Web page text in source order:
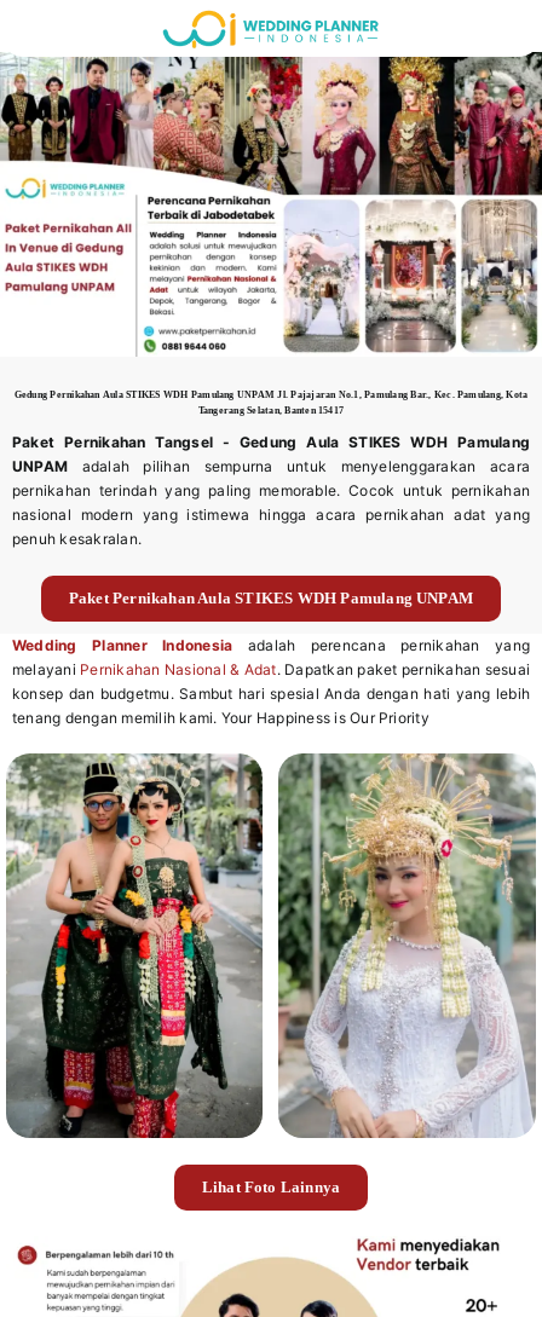
to
content
Gedung Pernikahan Aula STIKES WDH Pamulang UNPAM Jl. Pajajaran No.1, Pamulang Bar., Kec. Pamulang, Kota
Tangerang Selatan, Banten 15417
Paket Pernikahan Tangsel - GedungAula STIKES WDH Pamulang
UNPAM adalah pilihan sempurna untuk menyelenggarakan acara
pernikahan terindah yang paling memorable. Cocok untuk pernikahan
nasional modern yang istimewa hingga acara pernikahan adat yang
penuh kesakralan.
Paket Pernikahan Aula STIKES WDH Pamulang UNPAM
Wedding Planner Indonesia adalah perencana pernikahan yang
melayani Pernikahan Nasional & Adat. Dapatkan paket pernikahan sesuai
konsep dan budgetmu. Sambut hari spesial Anda dengan hati yang lebih
tenang dengan memilih kami. Your Happiness is Our Priority
Lihat Foto Lainnya